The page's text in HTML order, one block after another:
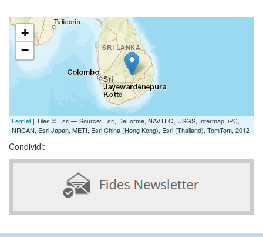
+
−
Leaflet | Tiles © Esri — Source: Esri, DeLorme, NAVTEQ, USGS, Intermap, iPC,
NRCAN, Esri Japan, METI, Esri China (Hong Kong), Esri (Thailand), TomTom, 2012
Condividi: